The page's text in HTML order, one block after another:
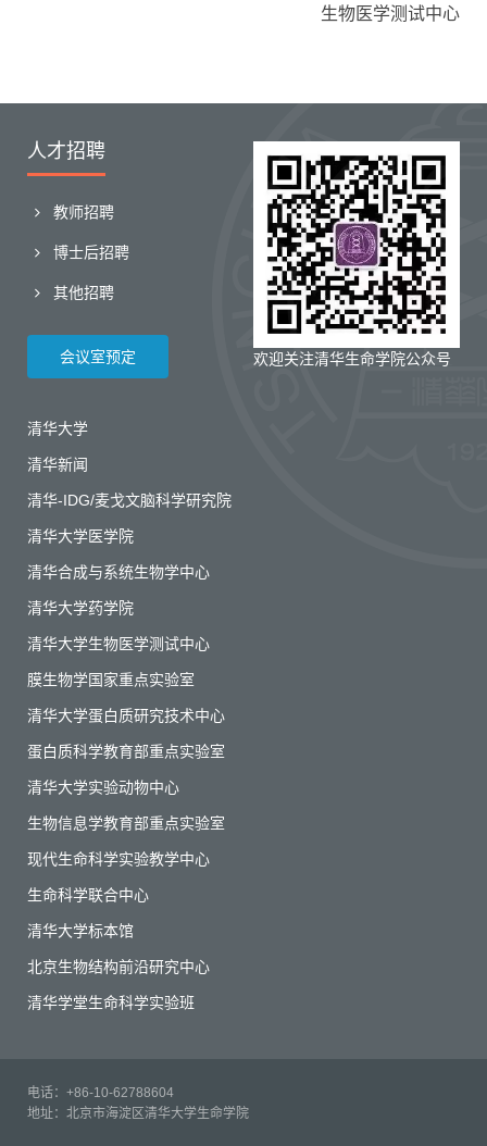
生物医学测试中心
欢迎关注清华生命学院公众号
人才招聘
教师招聘
博士后招聘
其他招聘
会议室预定
清华大学
清华新闻
清华-IDG/麦戈文脑科学研究院
清华大学医学院
清华合成与系统生物学中心
清华大学药学院
清华大学生物医学测试中心
膜生物学国家重点实验室
清华大学蛋白质研究技术中心
蛋白质科学教育部重点实验室
清华大学实验动物中心
生物信息学教育部重点实验室
现代生命科学实验教学中心
生命科学联合中心
清华大学标本馆
北京生物结构前沿研究中心
清华学堂生命科学实验班
电话：+86-10-62788604
地址：北京市海淀区清华大学生命学院